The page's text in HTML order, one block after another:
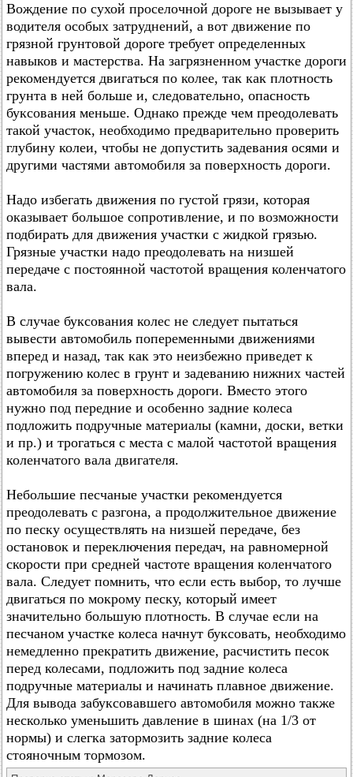
Вождение по сухой проселочной дороге не вызывает у
водителя особых затруднений, а вот движение по
грязной грунтовой дороге требует определенных
навыков и мастерства. На загрязненном участке дороги
рекомендуется двигаться по колее, так как плотность
грунта в ней больше и, следовательно, опасность
буксования меньше. Однако прежде чем преодолевать
такой участок, необходимо предварительно проверить
глубину колеи, чтобы не допустить задевания осями и
другими частями автомобиля за поверхность дороги.
Надо избегать движения по густой грязи, которая
оказывает большое сопротивление, и по возможности
подбирать для движения участки с жидкой грязью.
Грязные участки надо преодолевать на низшей
передаче с постоянной частотой вращения коленчатого
вала.
В случае буксования колес не следует пытаться
вывести автомобиль попеременными движениями
вперед и назад, так как это неизбежно приведет к
погружению колес в грунт и задеванию нижних частей
автомобиля за поверхность дороги. Вместо этого
нужно под передние и особенно задние колеса
подложить подручные материалы (камни, доски, ветки
и пр.) и трогаться с места с малой частотой вращения
коленчатого вала двигателя.
Небольшие песчаные участки рекомендуется
преодолевать с разгона, а продолжительное движение
по песку осуществлять на низшей передаче, без
остановок и переключения передач, на равномерной
скорости при средней частоте вращения коленчатого
вала. Следует помнить, что если есть выбор, то лучше
двигаться по мокрому песку, который имеет
значительно большую плотность. В случае если на
песчаном участке колеса начнут буксовать, необходимо
немедленно прекратить движение, расчистить песок
перед колесами, подложить под задние колеса
подручные материалы и начинать плавное движение.
Для вывода забуксовавшего автомобиля можно также
несколько уменьшить давление в шинах (на 1/3 от
нормы) и слегка затормозить задние колеса
стояночным тормозом.